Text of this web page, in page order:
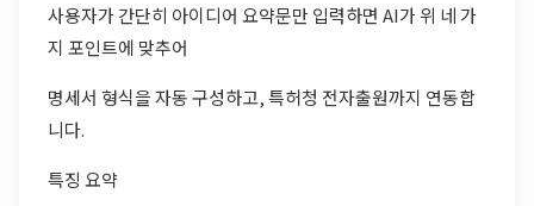
사용자가 간단히 아이디어 요약문만 입력하면 AI가 위 네 가
지 포인트에 맞추어
명세서 형식을 자동 구성하고, 특허청 전자출원까지 연동합
니다.
특징 요약